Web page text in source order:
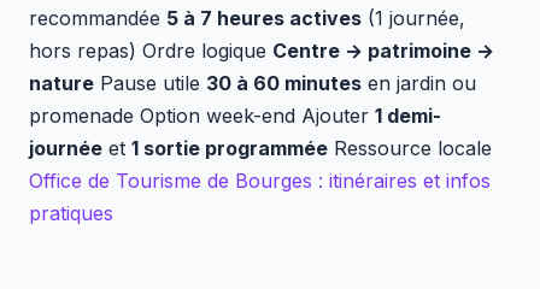
recommandée 5 à 7 heures actives (1 journée,
hors repas) Ordre logique Centre → patrimoine →
nature Pause utile 30 à 60 minutes en jardin ou
promenade Option week-end Ajouter 1 demi-
journée et 1 sortie programmée Ressource locale
Office de Tourisme de Bourges : itinéraires et infos
pratiques